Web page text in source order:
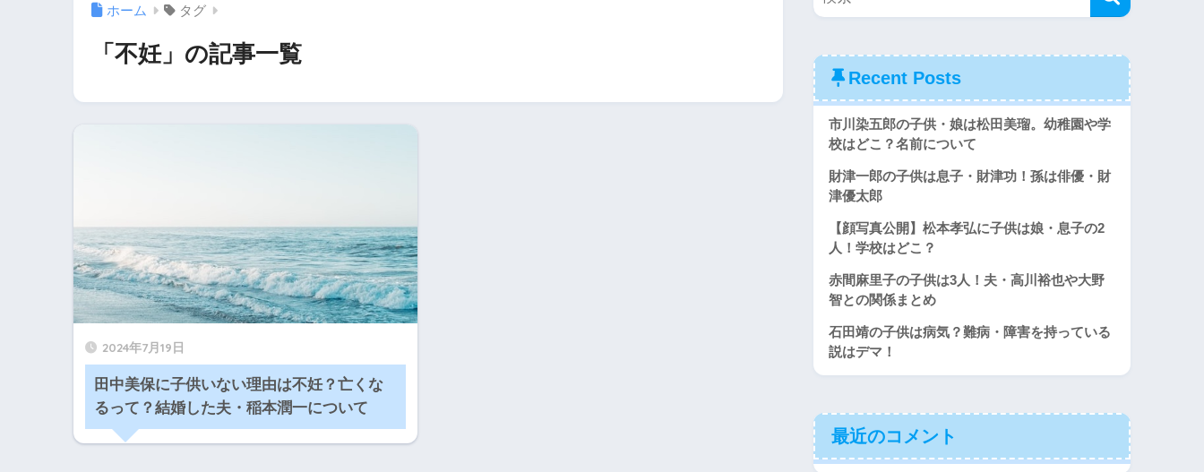
ホーム タグ
「不妊」の記事一覧
2024年7月19日
田中美保に子供いない理由は不妊？亡くな
るって？結婚した夫・稲本潤一について
Recent Posts
市川染五郎の子供・娘は松田美瑠。幼稚園や学
校はどこ？名前について
財津一郎の子供は息子・財津功！孫は俳優・財
津優太郎
【顔写真公開】松本孝弘に子供は娘・息子の2
人！学校はどこ？
赤間麻里子の子供は3人！夫・高川裕也や大野
智との関係まとめ
石田靖の子供は病気？難病・障害を持っている
説はデマ！
最近のコメント